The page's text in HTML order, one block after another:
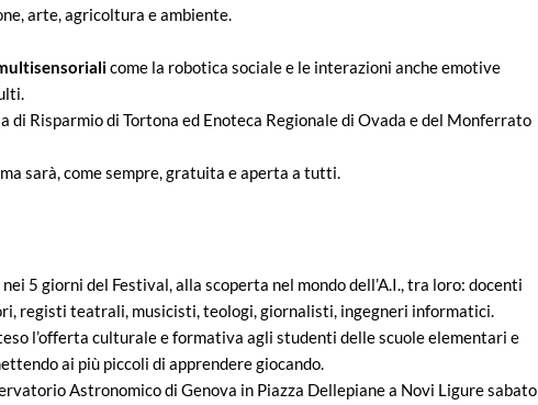
arte, agricoltura e ambiente.
come la robotica sociale e le interazioni anche emotive
di Risparmio di Tortona ed Enoteca Regionale di Ovada e del Monferrato
sarà, come sempre, gratuita e aperta a tutti.
nei 5 giorni del Festival, alla scoperta nel mondo dell’A.I., tra loro: docenti
registi teatrali, musicisti, teologi, giornalisti, ingegneri informatici.
l’offerta culturale e formativa agli studenti delle scuole elementari e
ai più piccoli di apprendere giocando.
Astronomico di Genova in Piazza Dellepiane a Novi Ligure sabato